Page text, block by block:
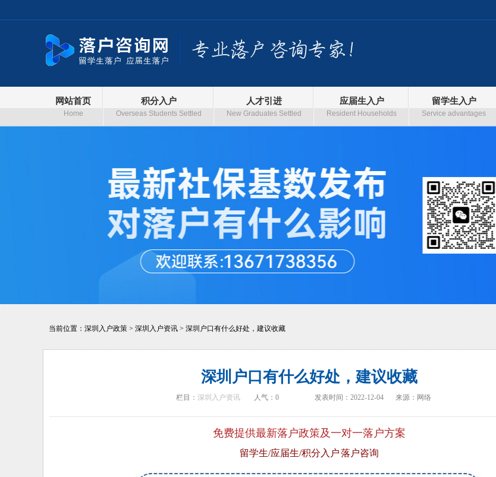
网站首页
Home
积分入户
Overseas Students Settled
人才引进
New Graduates Settled
应届生入户
Resident Households
留学生入户
Service advantages
当前位置： 深圳入户政策 > 深圳入户资讯 > 深圳户口有什么好处，建议收藏
深圳户口有什么好处，建议收藏
栏目： 深圳入户资讯 人气： 0 发表时间：2022-12-04 来源：网络
免费提供最新落户政策及一对一落户方案
留学生/应届生/积分入户 落户咨询